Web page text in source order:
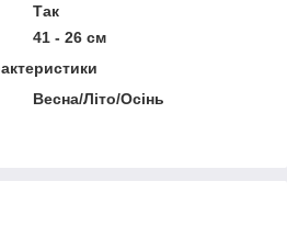
Так
41 - 26 см
Весна/Літо/Осінь